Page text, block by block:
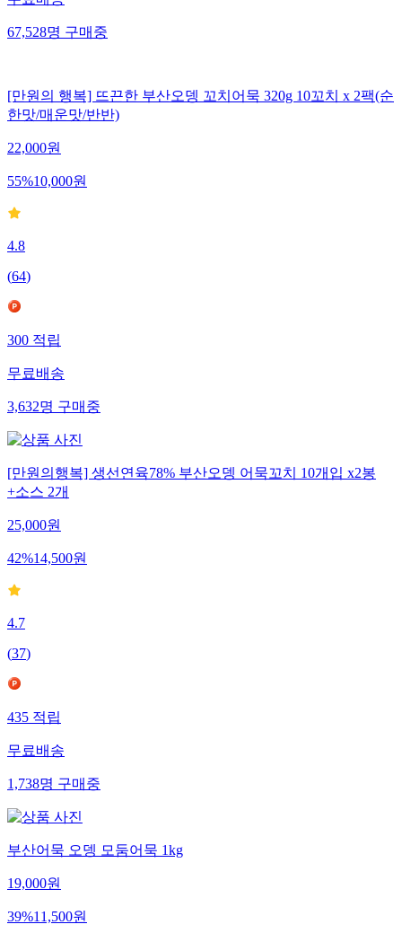
무료배송
67,528명구매중
[만원의 행복] 뜨끈한 부산오뎅 꼬치어묵 320g 10꼬치 x 2팩(순
한맛/매운맛/반반)
22,000원
55%10,000원
4.8
(64)
300적립
무료배송
3,632명구매중
[만원의행복] 생선연육78% 부산오뎅 어묵꼬치 10개입 x2봉
+소스 2개
25,000원
42%14,500원
4.7
(37)
435적립
무료배송
1,738명구매중
부산어묵 오뎅 모둠어묵 1kg
19,000원
39%11,500원